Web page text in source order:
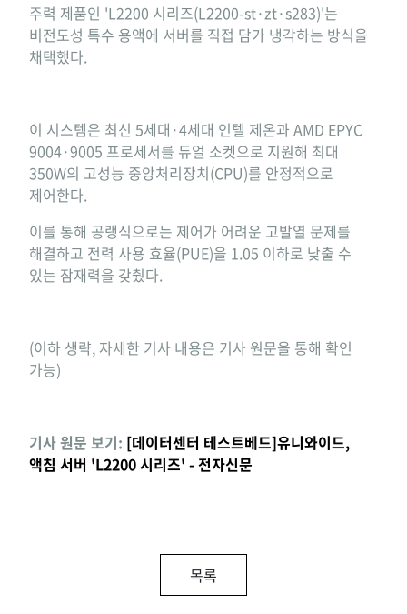
주력 제품인 'L2200 시리즈(L2200-st·zt·s283)'는
비전도성 특수 용액에 서버를 직접 담가 냉각하는 방식을
채택했다.
이 시스템은 최신 5세대·4세대 인텔 제온과 AMD EPYC
9004·9005 프로세서를 듀얼 소켓으로 지원해 최대
350W의 고성능 중앙처리장치(CPU)를 안정적으로
제어한다.
이를 통해 공랭식으로는 제어가 어려운 고발열 문제를
해결하고 전력 사용 효율(PUE)을 1.05 이하로 낮출 수
있는 잠재력을 갖췄다.
(이하 생략, 자세한 기사 내용은 기사 원문을 통해 확인
가능)
기사 원문 보기: [데이터센터 테스트베드]유니와이드,
액침 서버 'L2200 시리즈' - 전자신문
목록